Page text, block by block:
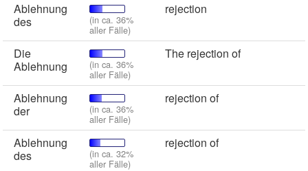
Ablehnung
des
(in ca. 36%
aller Fälle)
rejection
Die
Ablehnung
(in ca. 36%
aller Fälle)
The rejection of
Ablehnung
der
(in ca. 36%
aller Fälle)
rejection of
Ablehnung
des
(in ca. 32%
aller Fälle)
rejection of